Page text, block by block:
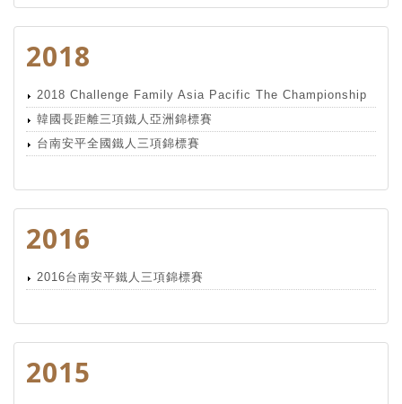
2018
2018 Challenge Family Asia Pacific The Championship
韓國長距離三項鐵人亞洲錦標賽
台南安平全國鐵人三項錦標賽
2016
2016台南安平鐵人三項錦標賽
2015